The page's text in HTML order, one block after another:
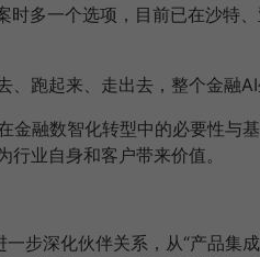
多一个选项，目前已在沙特
跑起来、走出去，整个金融AI
金融数智化转型中的必要性与
业自身和客户带来价值。
步深化伙伴关系，从“产品集成